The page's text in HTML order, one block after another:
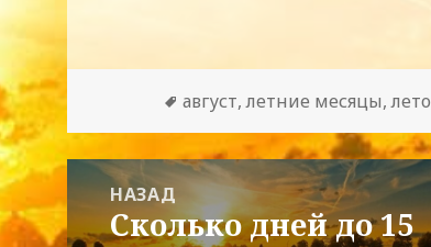
Метки
август,летние месяцы,лето
Навигация
по
НАЗАД
Предыдущая
Сколько дней до 15